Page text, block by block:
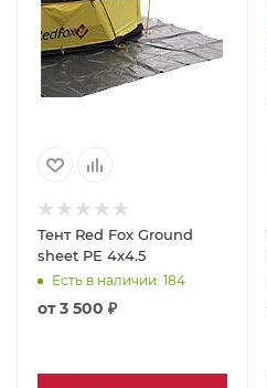
Тент Red Fox Ground
sheet PE 4x4.5
Есть в наличии: 184
от3 500 ₽